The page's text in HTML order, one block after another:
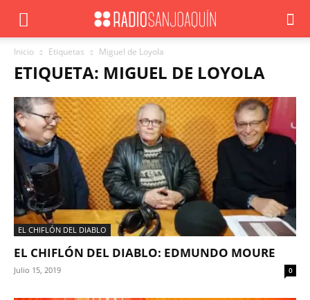
Inicio Etiquetas Miguel de Loyola
ETIQUETA: MIGUEL DE LOYOLA
EL CHIFLÓN DEL DIABLO
EL CHIFLÓN DEL DIABLO: EDMUNDO MOURE
Julio 15, 2019 0